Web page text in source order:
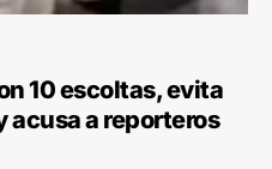
10 escoltas, evita
acusa a reporteros